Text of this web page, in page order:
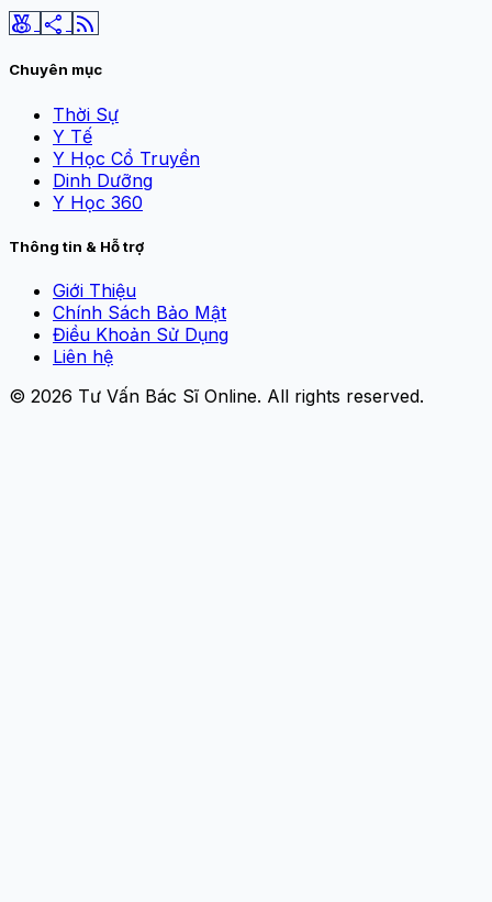
social_leaderboard share rss_feed
Chuyên mục
Thời Sự
Y Tế
Y Học Cổ Truyền
Dinh Dưỡng
Y Học 360
Thông tin & Hỗ trợ
Giới Thiệu
Chính Sách Bảo Mật
Điều Khoản Sử Dụng
Liên hệ
© 2026 Tư Vấn Bác Sĩ Online. All rights reserved.